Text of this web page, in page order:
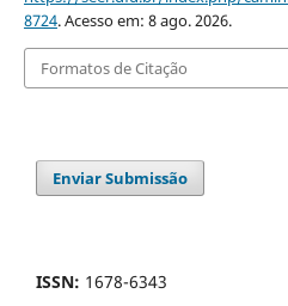
8724. Acesso em: 8 ago. 2026.
Formatos de Citação
Enviar Submissão
ISSN: 1678-6343